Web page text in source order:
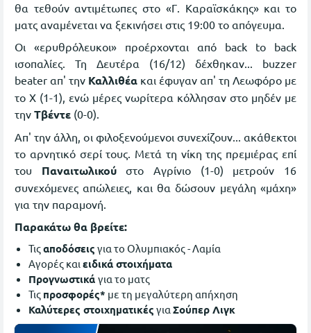
θα τεθούν αντιμέτωπες στο «Γ. Καραϊσκάκης» και το
ματς αναμένεται να ξεκινήσει στις 19:00 το απόγευμα.
Οι «ερυθρόλευκοι» προέρχονται από back to back
ισοπαλίες. Τη Δευτέρα (16/12) δέχθηκαν... buzzer
beater απ' την Καλλιθέα και έφυγαν απ' τη Λεωφόρο με
το Χ (1-1), ενώ μέρες νωρίτερα κόλλησαν στο μηδέν με
την Τβέντε (0-0).
Απ' την άλλη, οι φιλοξενούμενοι συνεχίζουν... ακάθεκτοι
το αρνητικό σερί τους. Μετά τη νίκη της πρεμιέρας επί
του Παναιτωλικούστο Αγρίνιο (1-0) μετρούν 16
συνεχόμενες απώλειες, και θα δώσουν μεγάλη «μάχη»
για την παραμονή.
Παρακάτω θα βρείτε:
Τιςαποδόσεις για το Ολυμπιακός - Λαμία
Αγορές και ειδικά στοιχήματα
Προγνωστικά για το ματς
Τις προσφορές* με τη μεγαλύτερη απήχηση
Καλύτερες στοιχηματικές για Σούπερ Λιγκ